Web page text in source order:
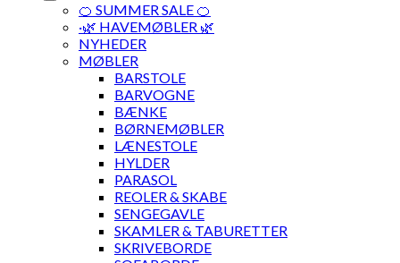
🍊 SUMMER SALE 🍊
·🌿 HAVEMØBLER 🌿
NYHEDER
MØBLER
BARSTOLE
BARVOGNE
BÆNKE
BØRNEMØBLER
LÆNESTOLE
HYLDER
PARASOL
REOLER & SKABE
SENGEGAVLE
SKAMLER & TABURETTER
SKRIVEBORDE